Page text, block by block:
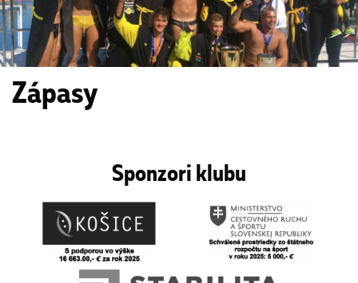
Zápasy
Sponzori klubu